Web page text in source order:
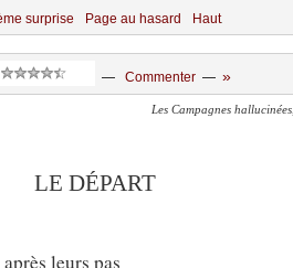
surprise Page au hasard Haut
— Commenter— »
Les Campagnes hallucinées
LE DÉPART
leurs pas